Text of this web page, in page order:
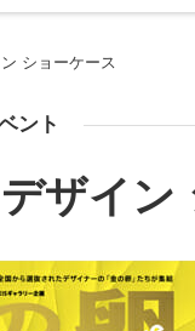
ショーケース
ント
ザイン